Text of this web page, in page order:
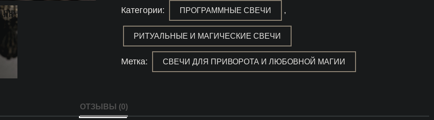
свеча
«Любовное
заклинание»
выползком
королевского
питона
Категории: ПРОГРАММНЫЕ СВЕЧИ ,
РИТУАЛЬНЫЕ И МАГИЧЕСКИЕ СВЕЧИ
Метка: СВЕЧИ ДЛЯ ПРИВОРОТА И ЛЮБОВНОЙ МАГИИ
ОТЗЫВЫ (0)